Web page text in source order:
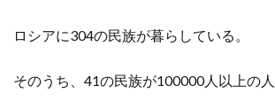
ロシアに304の民族が暮らしている。
そのうち、41の民族が100000人以上の人